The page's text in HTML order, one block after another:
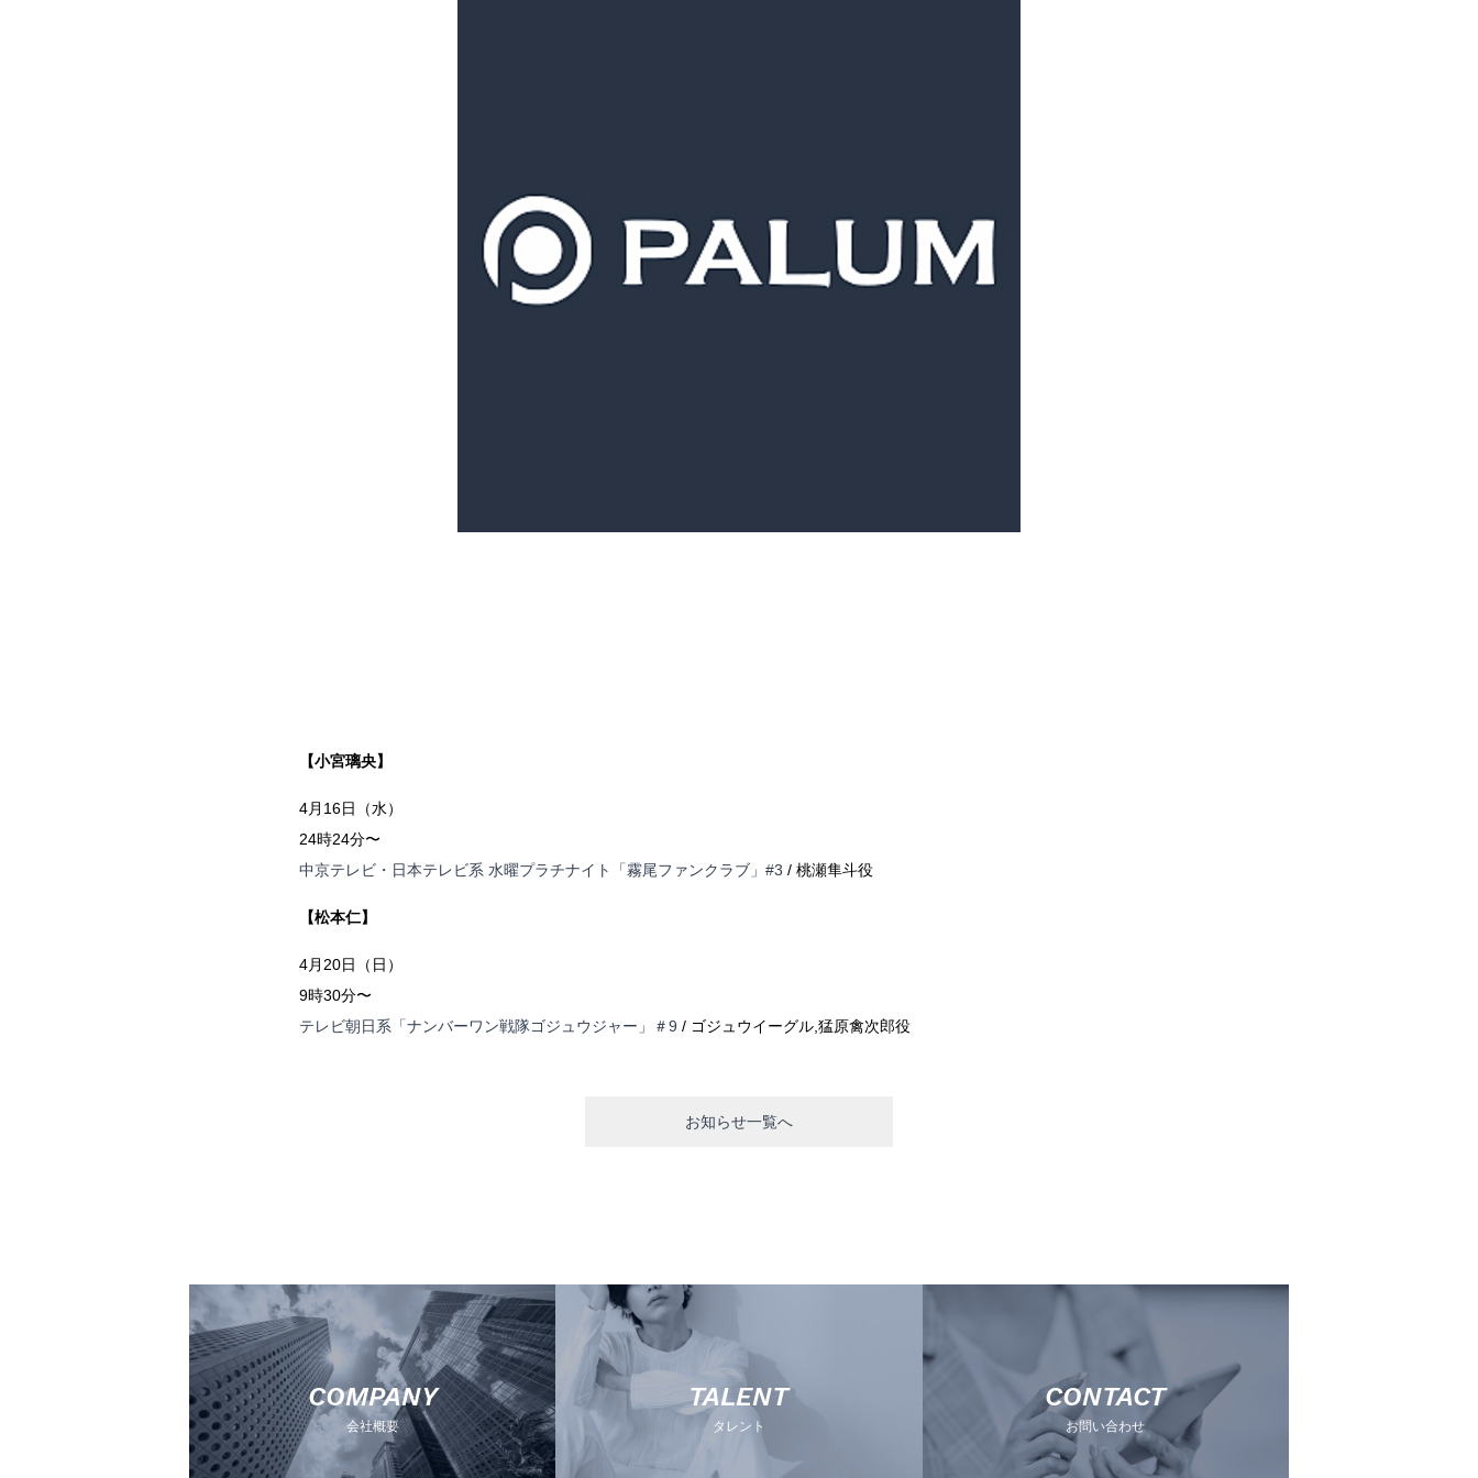
【小宮璃央】
4月16日（水）
24時24分〜
中京テレビ・日本テレビ系 水曜プラチナイト「霧尾ファンクラブ」#3 / 桃瀬隼斗役
【松本仁】
4月20日（日）
9時30分〜
テレビ朝日系「ナンバーワン戦隊ゴジュウジャー」＃9 / ゴジュウイーグル,猛原禽次郎役
お知らせ一覧へ
COMPANY
会社概要
TALENT
タレント
CONTACT
お問い合わせ